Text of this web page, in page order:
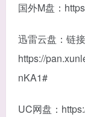
国外M盘：
迅雷云盘：链接
https://
nKA1#
UC网盘：